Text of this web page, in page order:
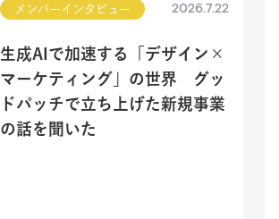
メンバーインタビュー 2026.7.22
生成AIで加速する「デザイン×
マーケティング」の世界 グッ
ドパッチで立ち上げた新規事業
の話を聞いた